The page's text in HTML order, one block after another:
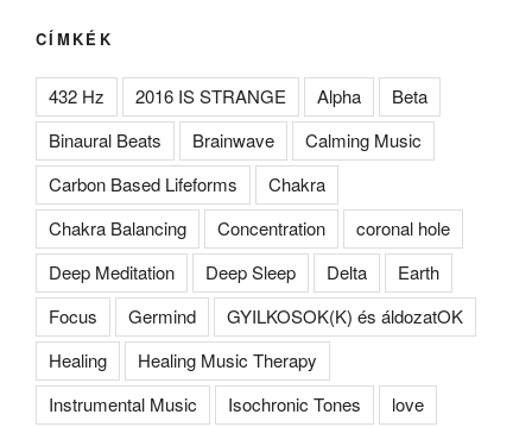
CÍMKÉK
432 Hz 2016 IS STRANGE Alpha
Beta
Binaural Beats
Brainwave
Calming Music
Carbon Based Lifeforms
Chakra
Chakra Balancing
Concentration
coronal hole
Deep Meditation
Deep Sleep Delta
Earth
Focus
Germind
GYILKOSOK(K) és áldozatOK
Healing
Healing Music Therapy
Instrumental Music
Isochronic Tones love